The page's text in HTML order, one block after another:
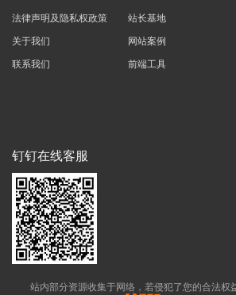
法律声明及隐私权政策
关于我们
联系我们
站长基地
网站案例
前端工具
钉钉在线客服
站内部分资源收集于网络，若侵犯了您的合法权